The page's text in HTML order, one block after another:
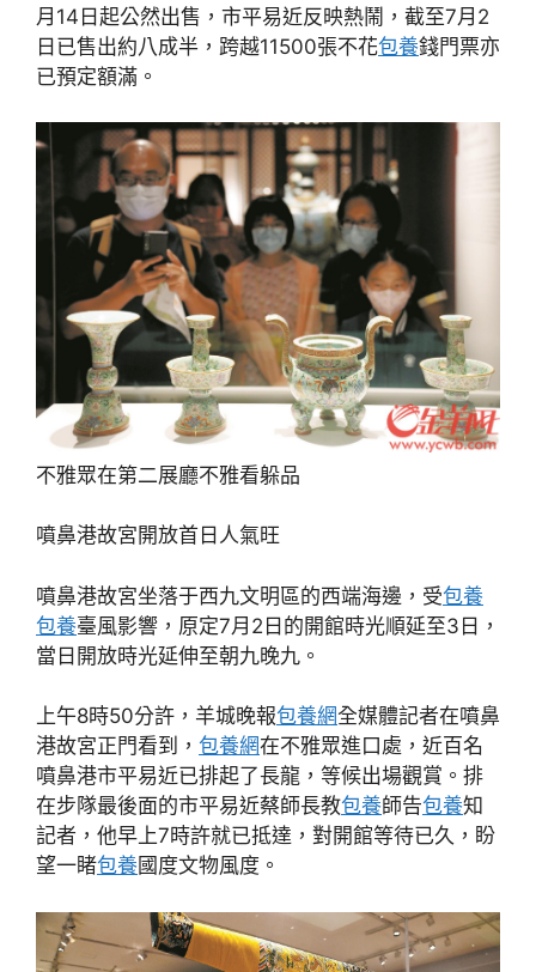
月14日起公然出售，市平易近反映熱鬧，截至7月2
日已售出約八成半，跨越11500張不花包養錢門票亦
已預定額滿。
不雅眾在第二展廳不雅看躲品
噴鼻港故宮開放首日人氣旺
噴鼻港故宮坐落于西九文明區的西端海邊，受包養
包養臺風影響，原定7月2日的開館時光順延至3日，
當日開放時光延伸至朝九晚九。
上午8時50分許，羊城晚報包養網全媒體記者在噴鼻
港故宮正門看到， 包養網在不雅眾進口處，近百名
噴鼻港市平易近已排起了長龍，等候出場觀賞。排
在步隊最後面的市平易近蔡師長教包養師告包養知
記者，他早上7時許就已抵達，對開館等待已久，盼
望一睹包養國度文物風度。